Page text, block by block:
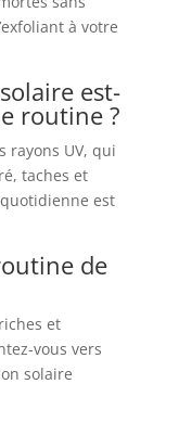
à votre
est-
routine ?
rayons UV, qui
taches et
est
de
et
vous vers
solaire